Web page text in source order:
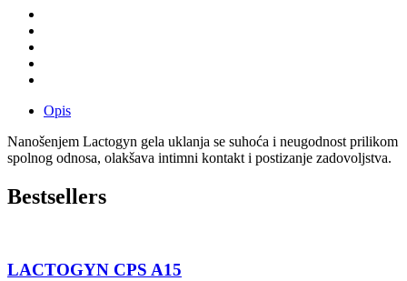
Opis
Nanošenjem Lactogyn gela uklanja se suhoća i neugodnost prilikom
spolnog odnosa, olakšava intimni kontakt i postizanje zadovoljstva.
Bestsellers
LACTOGYN CPS A15